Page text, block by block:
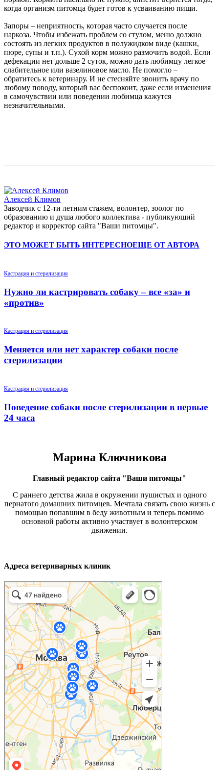
когда организм питомца будет готов к усваиванию пищи.
Запоры – неприятность, которая часто случается после
наркоза. Чтобы избежать проблем со стулом, меню должно
состоять из легких продуктов в полужидком виде (кашки,
пюре, супы и т.п.). Сухой корм можно размочить водой. Если
дефекации нет дольше 2 суток, можно дать любимцу легкое
слабительное или вазелиновое масло. Не помогло –
обратитесь к ветеринару. И не стесняйте звонить врачу по
любому поводу, который вас беспокоит, даже если изменения
в самочувствии или поведении любимца кажутся
незначительными.
Алексей Климов
Заводчик c 12-ти летним стажем, волонтер, зоолог по
образованию и душа любого коллектива - публикующий
редактор и корректор сайта "Ваши питомцы".
ЭТО МОЖЕТ БЫТЬ ИНТЕРЕСНОЕЩЕ ОТ АВТОРА
Кастрация и стерилизация
Нужно ли кастрировать собаку – все «за» и
«против»
Кастрация и стерилизация
Меняется или нет характер собаки после
стерилизации
Кастрация и стерилизация
Поведение собаки после стерилизации в первые
24 часа
Марина Ключникова
Главный редактор сайта "Ваши питомцы"
С раннего детства жила в окружении пушистых и одного
пернатого домашних питомцев. Мечтала связать свою жизнь с
помощью попавшим в беду животным и теперь помимо
основной работы активно участвует в волонтерском
движении.
Адреса ветеринарных клиник